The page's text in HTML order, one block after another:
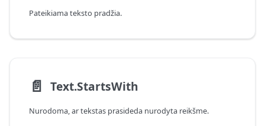
Pateikiama teksto pradžia.
📄️ Text.StartsWith
Nurodoma, ar tekstas prasideda nurodyta reikšme.